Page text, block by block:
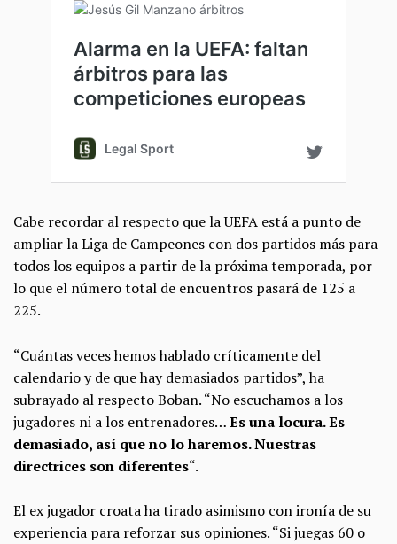
Cabe recordar al respecto que la UEFA está a punto de
ampliar la Liga de Campeones con dos partidos más para
todos los equipos a partir de la próxima temporada, por
lo que el número total de encuentros pasará de 125 a
225.
“Cuántas veces hemos hablado críticamente del
calendario y de que hay demasiados partidos”, ha
subrayado al respecto Boban. “No escuchamos a los
jugadores ni a los entrenadores…Es una locura. Es
demasiado, así que no lo haremos. Nuestras
directrices son diferentes“.
El ex jugador croata ha tirado asimismo con ironía de su
experiencia para reforzar sus opiniones. “Si juegas 60 o